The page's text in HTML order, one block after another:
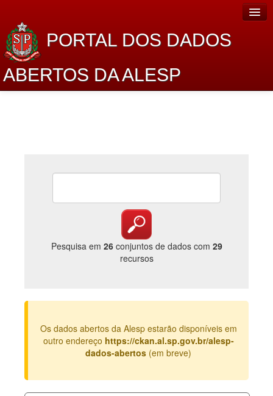
PORTAL DOS DADOS
ABERTOS DA ALESP
Lei de Acesso à Informação
Catálogo de dados
Legislação
Perguntas frequentes
Pesquisa em 26conjuntos de dados com 29
recursos
Os dados abertos da Alesp estarão disponíveis em
outro endereço https://ckan.al.sp.gov.br/alesp-
dados-abertos (em breve)